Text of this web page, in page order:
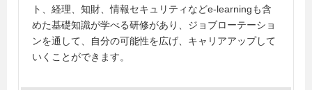
ト、経理、知財、情報セキュリティなどe-learningも含
めた基礎知識が学べる研修があり、ジョブローテーショ
ンを通して、自分の可能性を広げ、キャリアアップして
いくことができます。